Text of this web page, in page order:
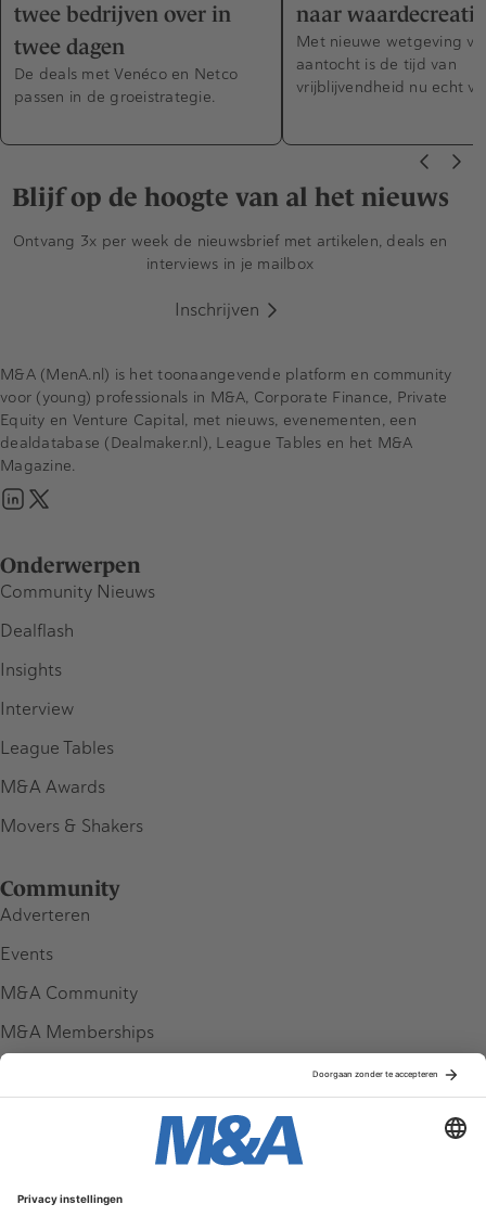
twee bedrijven over in
twee dagen
De deals met Venéco en Netco
passen in de groeistrategie.
naar waardecreatie
Met nieuwe wetgeving
aantocht is de tijd van
vrijblijvendheid nu echt
Blijf op de hoogte van al het nieuws
Ontvang 3x per week de nieuwsbrief met artikelen, deals en
interviews in je mailbox
Inschrijven
Onderwerpen
Community Nieuws
Dealflash
Insights
Interview
League Tables
M&A Awards
Movers & Shakers
Community
Adverteren
Events
M&A Community
M&A Memberships
Service & Contact
M&A (MenA.nl) is het toonaangevende platform en community
voor (young) professionals in M&A, Corporate Finance, Private
Equity en Venture Capital, met nieuws, evenementen, een
dealdatabase (Dealmaker.nl), League Tables en het M&A
Magazine.